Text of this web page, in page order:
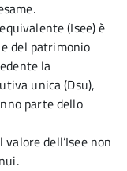
(Isee) è
del patrimonio
la
unica (Dsu),
parte dello
dell’Isee non